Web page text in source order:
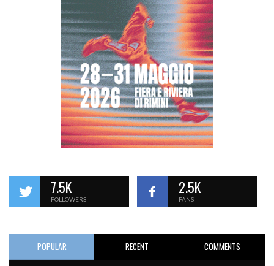
7.5K
FOLLOWERS
2.5K
FANS
POPULAR RECENT COMMENTS